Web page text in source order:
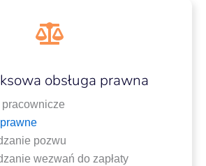
obsługa prawna
pozwu
wezwań do zapłaty